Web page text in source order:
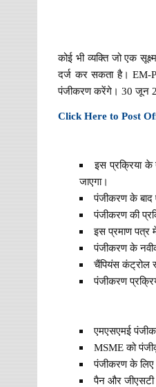
कोई भी व्यक्ति जो एक
दर्ज कर सकता है। EM-
पंजीकरण करेंगे। 30 जून
Click Here to Post
इस प्रक्रिया के
जाएगा।
पंजीकरण के बाद
पंजीकरण की
इस प्रमाण पत्र
पंजीकरण के
चैंपियंस कंट्रोल
पंजीकरण
एमएसएमई
MSME को
पंजीकरण के लिए
पैन और जीएसटी